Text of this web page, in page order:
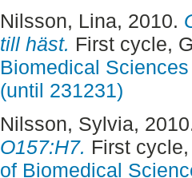
Nilsson, Lina, 2010.
till häst. First cycle,
Biomedical
(until 231231)
Nilsson, Sylvia,
O157:H7. First
of Biomedical